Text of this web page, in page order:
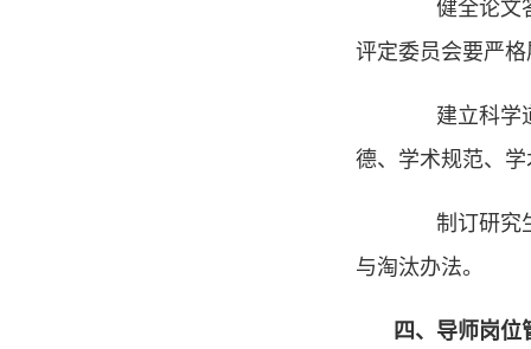
健全论文答
评定委员会要严
建立科学道
德、学术规范、
制订研究生
与淘汰办法。
四、导师岗位